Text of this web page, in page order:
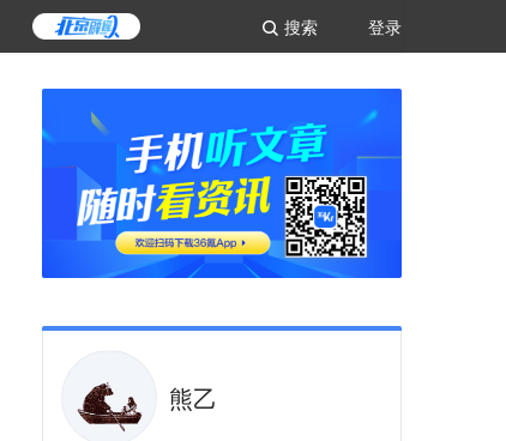
登录
搜索
熊乙